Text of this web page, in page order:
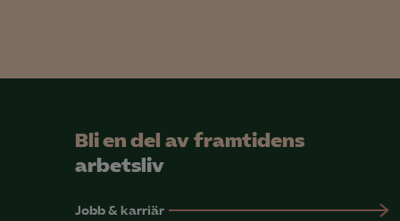
Bli en del av framtidens
arbetsliv
Jobb & karriär